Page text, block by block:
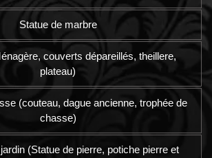
Statue de marbre
couverts dépareillés, theillere,
plateau)
(couteau, dague ancienne, trophée de
chasse)
(Statue de pierre, potiche pierre et